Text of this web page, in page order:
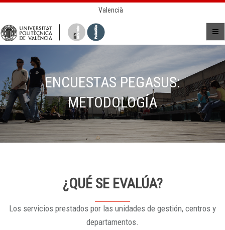
Valencià
ENCUESTAS PEGASUS:
METODOLOGÍA
¿QUÉ SE EVALÚA?
Los servicios prestados por las unidades de gestión, centros y
departamentos.